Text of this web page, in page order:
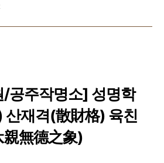
공주작명소] 성명학
재격(散財格) 육친
無德之象)